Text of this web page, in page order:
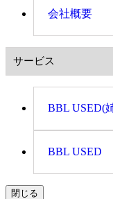
会社概要
サービス
BBL USED(
BBL USED
閉じる